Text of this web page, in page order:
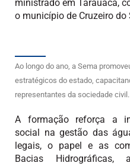
ministrado em Tarauacá,
o município de Cruzeiro do
Ao longo do ano, a Sema
estratégicos do estado,
representantes da sociedade
A formação reforça a
social na gestão das
legais, o papel e as
Bacias